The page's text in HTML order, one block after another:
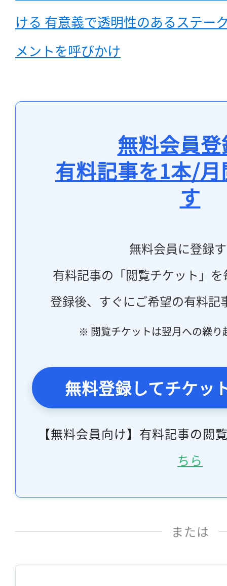
ける 有意義で透明性のあるステー
メントを呼びかけ
無料会員
有料記事を1本/
す
無料会員に登録
有料記事の「閲覧チケット」
登録後、すぐにご希望の有料記
※ 閲覧チケットは翌月への繰り
無料登録してチケッ
【無料会員向け】有料記事の閲
ちら
または